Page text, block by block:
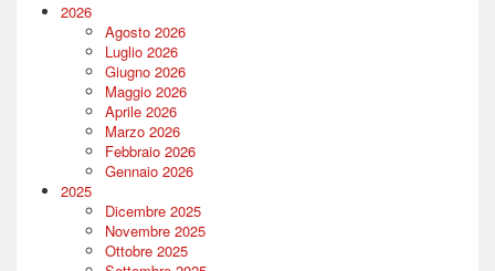
2026
Agosto 2026
Luglio 2026
Giugno 2026
Maggio 2026
Aprile 2026
Marzo 2026
Febbraio 2026
Gennaio 2026
2025
Dicembre 2025
Novembre 2025
Ottobre 2025